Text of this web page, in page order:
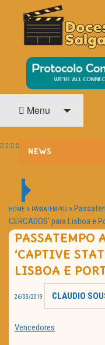
DOCES OU SALGADAS?
O Cinema? Uma Paixão!!
Menu
NEWS
HOME CINEMA
NOTA PESSOAL
HOME » PASSATEMPOS »
CERCADOS’ para Lisboa e
PASSATEMPO
‘CAPTIVE
LISBOA E
26/03/2019 CLAUDIO
Vencedores